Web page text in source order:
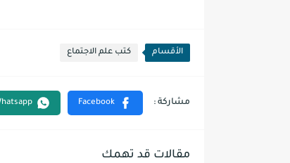
الأقسام كتب علم الاجتماع
مقالات قد تهمك